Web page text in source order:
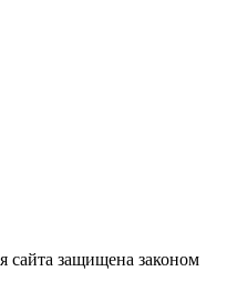
защищена законом